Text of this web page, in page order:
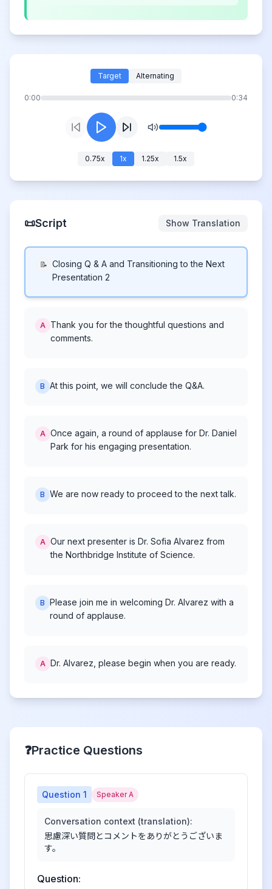
Target Alternating
0:00 0:34
0.75x 1x 1.25x 1.5x
📜Script Show Translation
📝 Closing Q & A and Transitioning to the Next
Presentation 2
A Thank you for the thoughtful questions and
comments.
B At this point, we will conclude the Q&A.
A Once again, a round of applause for Dr. Daniel
Park for his engaging presentation.
B We are now ready to proceed to the next talk.
A Our next presenter is Dr. Sofia Alvarez from
the Northbridge Institute of Science.
B Please join me in welcoming Dr. Alvarez with a
round of applause.
A Dr. Alvarez, please begin when you are ready.
❓Practice Questions
Question 1 Speaker A
Conversation context (translation):
思慮深い質問とコメントをありがとうございま
す。
Question: